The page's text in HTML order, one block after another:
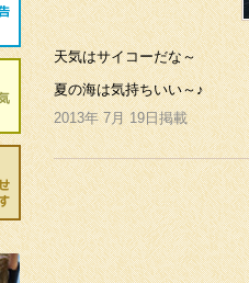
天気はサイコーだな～
夏の海は気持ちいい～♪
2013年 7月 19日掲載